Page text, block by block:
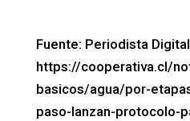
Fuente: Periodista
https://cooperativa.cl/
basicos/agua/por-
paso-lanzan-protocolo-